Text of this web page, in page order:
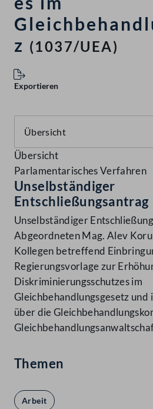
z (1037/UEA)
Exportieren
Übersicht
Parlamentarisches Verfahren
Unselbständiger
Entschließungsantrag
Unselbständiger
Abgeordneten Mag. Alev
Kollegen betreffend
Regierungsvorlage zur
Diskriminierungsschutzes im
Gleichbehandlungsgesetz und
über die
Themen
Arbeit